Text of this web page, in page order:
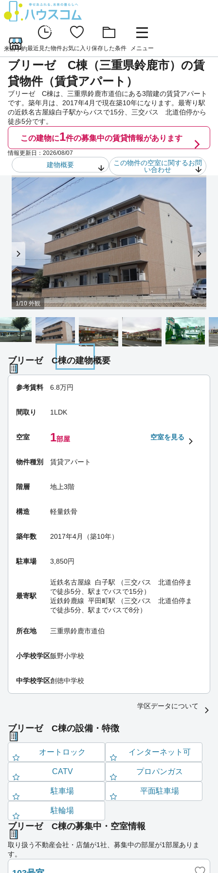
来店予約最近見た物件お気に入り 保存した条件 メニュー
ブリーゼ C棟（三重県鈴鹿市）の賃
貸物件（賃貸アパート）
ブリーゼ C棟は、三重県鈴鹿市道伯にある3階建の賃貸アパート
です。築年月は、2017年4月で現在築10年になります。最寄り駅
の近鉄名古屋線白子駅からバスで15分、三交バス 北道伯停から
徒歩5分です。
この建物に1件の募集中の賃貸情報があります
情報更新日： 2026/08/07
建物概要
この物件の空室に関するお問
い合わせ
1/10 外観
ブリーゼ C棟の建物概要
参考賃料 6.8万円
間取り 1LDK
空室 1部屋 空室を見る
物件種別 賃貸アパート
階層 地上3階
構造 軽量鉄骨
築年数 2017年4月（築10年）
駐車場 3,850円
最寄駅
近鉄名古屋線 白子駅 （三交バス 北道伯停ま
で徒歩5分、駅までバスで15分）
近鉄鈴鹿線 平田町駅 （三交バス 北道伯停ま
で徒歩5分、駅までバスで8分）
所在地 三重県鈴鹿市道伯
小学校学区飯野小学校
中学校学区創徳中学校
学区データについて
ブリーゼ C棟の設備・特徴
オートロック インターネット可
CATV プロパンガス
駐車場 平面駐車場
駐輪場
ブリーゼ C棟の募集中・空室情報
取り扱う不動産会社・店舗が1社、募集中の部屋が1部屋ありま
す。